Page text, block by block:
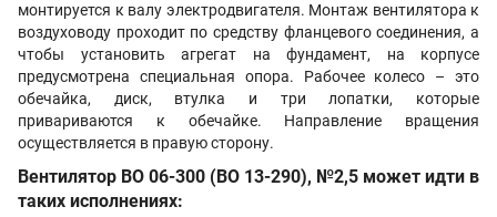
монтируется к валу электродвигателя. Монтаж вентилятора к
воздуховоду проходит по средству фланцевого соединения, а
чтобы установить агрегат на фундамент, на корпусе
предусмотрена специальная опора. Рабочее колесо – это
обечайка, диск, втулка и три лопатки, которые
привариваются к обечайке. Направление вращения
осуществляется в правую сторону.
Вентилятор ВО 06-300 (ВО 13-290), №2,5 может идти в
таких исполнениях: